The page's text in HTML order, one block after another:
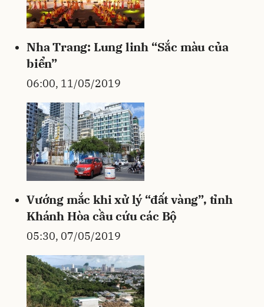
Nha Trang: Lung linh “Sắc màu của
biển”
06:00, 11/05/2019
Vướng mắc khi xử lý “đất vàng”, tỉnh
Khánh Hòa cầu cứu các Bộ
05:30, 07/05/2019